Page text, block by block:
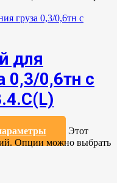
для
0,3/0,6тн с
Этот
Опции можно выбрать